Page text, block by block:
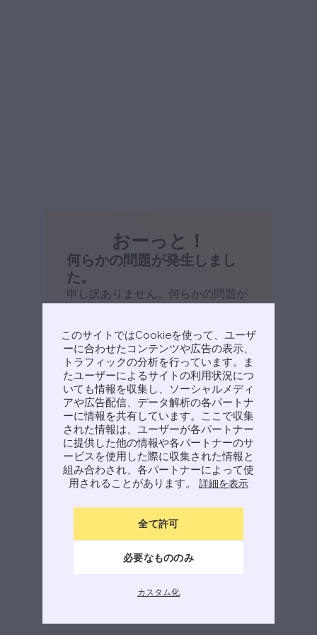
このサイトではCookieを使って、ユーザ
ーに合わせたコンテンツや広告の表示、
トラフィックの分析を行っています。ま
たユーザーによるサイトの利用状況につ
いても情報を収集し、ソーシャルメディ
アや広告配信、データ解析の各パートナ
ーに情報を共有しています。ここで収集
された情報は、ユーザーが各パートナー
に提供した他の情報や各パートナーのサ
ービスを使用した際に収集された情報と
組み合わされ、各パートナーによって使
用されることがあります。 詳細を表示
全て許可
必要なもののみ
カスタム化
おーっと！
何らかの問題が発生しまし
た。
申し訳ありません。何らかの問題が
してみてください。
Try again